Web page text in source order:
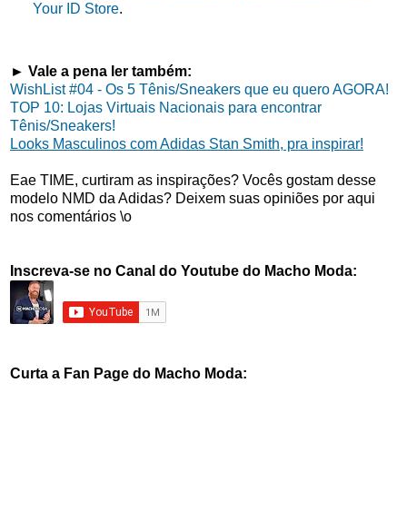
Your ID Store.
► Vale a pena ler também:
WishList #04 - Os 5 Tênis/Sneakers que eu quero AGORA!
TOP 10: Lojas Virtuais Nacionais para encontrar
Tênis/Sneakers!
Looks Masculinos com Adidas Stan Smith, pra inspirar!
Eae TIME, curtiram as inspirações? Vocês gostam desse
modelo NMD da Adidas? Deixem suas opiniões por aqui
nos comentários \o
Inscreva-se no Canal do Youtube do Macho Moda:
Curta a Fan Page do Macho Moda: